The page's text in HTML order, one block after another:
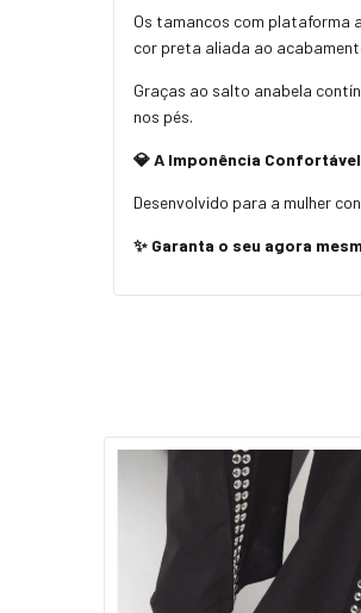
Os tamancos com plataforma
cor preta aliada ao
Graças ao salto anabela
nos pés.
💎 A Imponência
Desenvolvido para a mulher
✨ Garanta o seu agora